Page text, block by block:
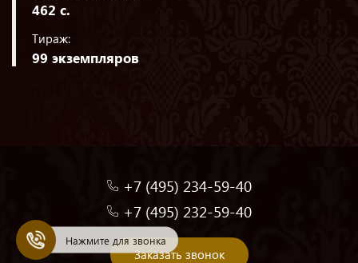
462 с.
Тираж:
99 экземпляров
+7 (495) 234-59-40
+7 (495) 232-59-40
Заказать звонок
Нажмите для звонка